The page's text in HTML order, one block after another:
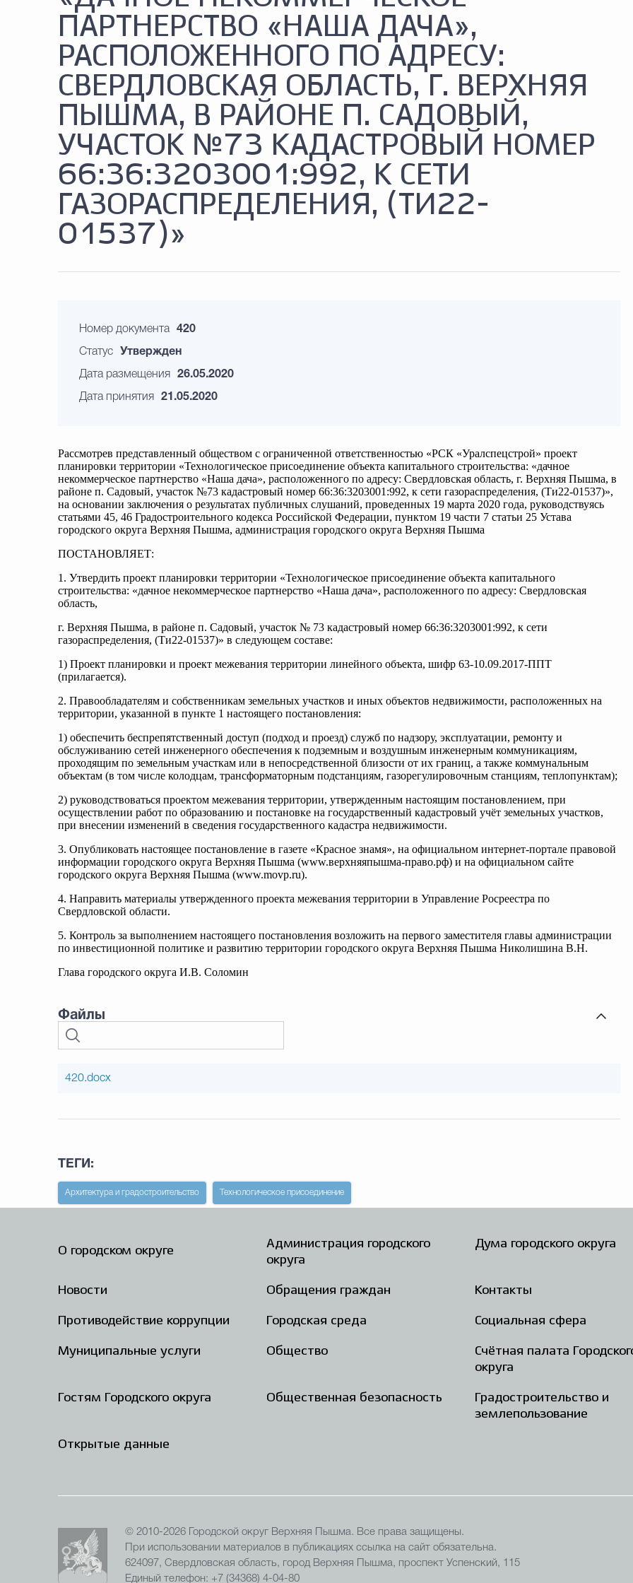
ПАРТНЕРСТВО «НАША ДАЧА»,
РАСПОЛОЖЕННОГО ПО АДРЕСУ:
СВЕРДЛОВСКАЯ ОБЛАСТЬ, Г. ВЕРХНЯЯ
ПЫШМА, В РАЙОНЕ П. САДОВЫЙ,
УЧАСТОК №73 КАДАСТРОВЫЙ НОМЕР
66:36:3203001:992, К СЕТИ
ГАЗОРАСПРЕДЕЛЕНИЯ, (ТИ22-
01537)»
Номер документа 420
Статус Утвержден
Дата размещения 26.05.2020
Дата принятия 21.05.2020
Рассмотрев представленный обществом с ограниченной ответственностью «РСК «Уралспецстрой» проект
планировки территории «Технологическое присоединение объекта капитального строительства: «дачное
некоммерческое партнерство «Наша дача», расположенного по адресу: Свердловская область, г. Верхняя Пышма, в
районе п. Садовый, участок №73 кадастровый номер 66:36:3203001:992, к сети газораспределения, (Ти22-01537)»,
на основании заключения о результатах публичных слушаний, проведенных 19 марта 2020 года, руководствуясь
статьями 45, 46 Градостроительного кодекса Российской Федерации, пунктом 19 части 7 статьи 25 Устава
городского округа Верхняя Пышма, администрация городского округа Верхняя Пышма
ПОСТАНОВЛЯЕТ:
1. Утвердить проект планировки территории «Технологическое присоединение объекта капитального
строительства: «дачное некоммерческое партнерство «Наша дача», расположенного по адресу: Свердловская
область,
г. Верхняя Пышма, в районе п. Садовый, участок № 73 кадастровый номер 66:36:3203001:992, к сети
газораспределения, (Ти22-01537)» в следующем составе:
1) Проект планировки и проект межевания территории линейного объекта, шифр 63-10.09.2017-ППТ
(прилагается).
2. Правообладателям и собственникам земельных участков и иных объектов недвижимости, расположенных на
территории, указанной в пункте 1 настоящего постановления:
1) обеспечить беспрепятственный доступ (подход и проезд) служб по надзору, эксплуатации, ремонту и
обслуживанию сетей инженерного обеспечения к подземным и воздушным инженерным коммуникациям,
проходящим по земельным участкам или в непосредственной близости от их границ, а также коммунальным
объектам (в том числе колодцам, трансформаторным подстанциям, газорегулировочным станциям, теплопунктам);
2) руководствоваться проектом межевания территории, утвержденным настоящим постановлением, при
осуществлении работ по образованию и постановке на государственный кадастровый учёт земельных участков,
при внесении изменений в сведения государственного кадастра недвижимости.
3. Опубликовать настоящее постановление в газете «Красное знамя», на официальном интернет-портале правовой
информации городского округа Верхняя Пышма (www.верхняяпышма-право.рф) и на официальном сайте
городского округа Верхняя Пышма (www.movp.ru).
4. Направить материалы утвержденного проекта межевания территории в Управление Росреестра по
Свердловской области.
5. Контроль за выполнением настоящего постановления возложить на первого заместителя главы администрации
по инвестиционной политике и развитию территории городского округа Верхняя Пышма Николишина В.Н.
Глава городского округа И.В. Соломин
Файлы
420.docx
ТЕГИ:
Архитектура и градостроительство Технологическое присоединение
О городском округе
Администрация городского
округа
Дума городского округа
Новости Обращения граждан Контакты
Противодействие коррупции Городская среда Социальная сфера
Муниципальные услуги Общество
Счётная палата
округа
Гостям Городского округа Общественная безопасность
Градостроительство и
землепользование
Открытые данные
© 2010-2026 Городской округ Верхняя Пышма. Все права защищены.
При использовании материалов в публикациях ссылка на сайт обязательна.
624097, Свердловская область, город Верхняя Пышма, проспект Успенский, 115
Единый телефон: +7 (34368) 4-04-80